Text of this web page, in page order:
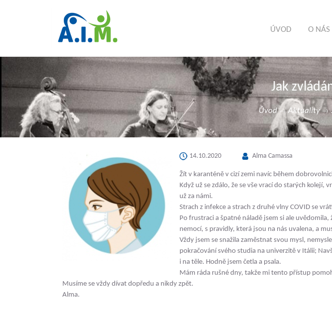
ÚVOD O NÁS
Jak
Úvod Aktuality
14.10.2020 Alma Camassa
Žít v karanténě v cizí zemi navíc během
Když už se zdálo, že se vše vrací do starých kolejí,
už za námi.
Strach z infekce a strach z druhé vlny COVID se
Po frustraci a špatné náladě jsem si ale
nemocí, s pravidly, která jsou na nás uvalena, a
Vždy jsem se snažila zaměstnat svou mysl,
pokračování svého studia na univerzitě v Itálii;
i na těle. Hodně jsem četla a psala.
Mám ráda rušné dny, takže mi tento přístup
Musíme se vždy dívat dopředu a nikdy zpět.
Alma.